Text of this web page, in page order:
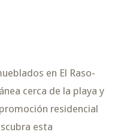
en El Raso-
cerca de la playa y
residencial
esta